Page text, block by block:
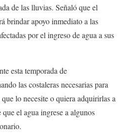
de las lluvias. Señaló que el
brindar apoyo inmediato a las
por el ingreso de agua a sus
esta temporada de
las costaleras necesarias para
lo necesite o quiera adquirirlas a
el agua ingrese a algunos